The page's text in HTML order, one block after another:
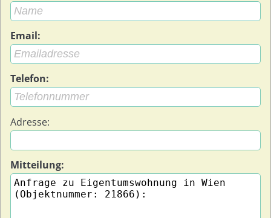
Email:
Telefon:
Adresse:
Mitteilung: